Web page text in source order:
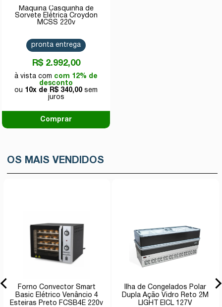
Máquina Casquinha de
Sorvete Elétrica Croydon
MCSS 220v
R$ 2.992,00
com 12% de
desconto
10x de
R$ 340,00
pronta entrega
Comprar
OS MAIS VENDIDOS
Forno Convector Smart
Basic Elétrico Venâncio 4
Esteiras Preto FCSB4E 220v
Ilha de Congelados Polar
Dupla Ação Vidro Reto 2M
LIGHT EICL 127V